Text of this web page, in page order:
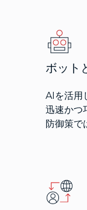
ボット
AIを活用
迅速かつ
防御策で